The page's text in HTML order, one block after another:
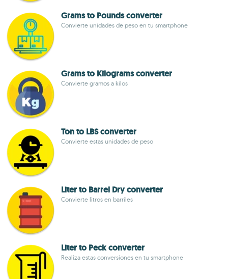
Grams to Pounds converter
Convierte unidades de peso en tu smartphone
Grams to Kilograms converter
Convierte gramos a kilos
Ton to LBS converter
Convierte estas unidades de peso
Liter to Barrel Dry converter
Convierte litros en barriles
Liter to Peck converter
Realiza estas conversiones en tu smartphone